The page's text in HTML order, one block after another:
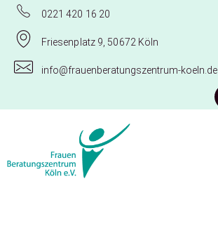
0221 420 16 20
Friesenplatz 9, 50672 Köln
info@frauenberatungszentrum-koeln.de